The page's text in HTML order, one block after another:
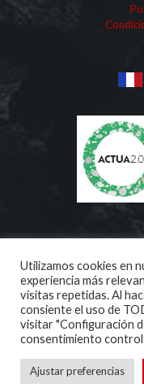
Copyright ©2026
Utilizamos cookies en
experiencia más
visitas repetidas. Al
consiente el uso de
visitar "Configuración
consentimiento
Ajustar preferencias